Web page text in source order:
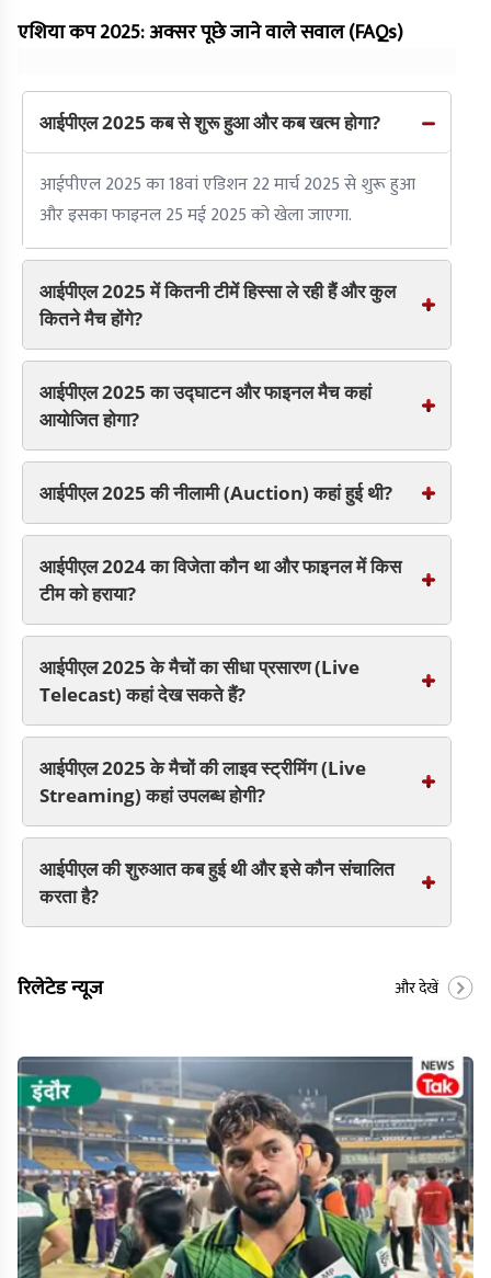
एशिया कप 2025: अक्सर पूछे जाने वाले सवाल (FAQs)
आईपीएल 2025 कब से शुरू हुआ और कब खत्म होगा?
आईपीएल 2025 का 18वां एडिशन 22 मार्च 2025 से शुरू हुआ
और इसका फाइनल 25 मई 2025 को खेला जाएगा.
आईपीएल 2025 में कितनी टीमें हिस्सा ले रही हैं और कुल
कितने मैच होंगे?
आईपीएल 2025 का उद्घाटन और फाइनल मैच कहां
आयोजित होगा?
आईपीएल 2025 की नीलामी (Auction) कहां हुई थी?
आईपीएल 2024 का विजेता कौन था और फाइनल में किस
टीम को हराया?
आईपीएल 2025 के मैचों का सीधा प्रसारण (Live
Telecast) कहां देख सकते हैं?
आईपीएल 2025 के मैचों की लाइव स्ट्रीमिंग (Live
Streaming) कहां उपलब्ध होगी?
आईपीएल की शुरुआत कब हुई थी और इसे कौन संचालित
करता है?
रिलेटेड न्यूज और देखें